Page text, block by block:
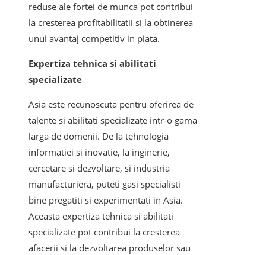
reduse ale fortei de munca pot contribui
la cresterea profitabilitatii si la obtinerea
unui avantaj competitiv in piata.
Expertiza tehnica si abilitati
specializate
Asia este recunoscuta pentru oferirea de
talente si abilitati specializate intr-o gama
larga de domenii. De la tehnologia
informatiei si inovatie, la inginerie,
cercetare si dezvoltare, si industria
manufacturiera, puteti gasi specialisti
bine pregatiti si experimentati in Asia.
Aceasta expertiza tehnica si abilitati
specializate pot contribui la cresterea
afacerii si la dezvoltarea produselor sau